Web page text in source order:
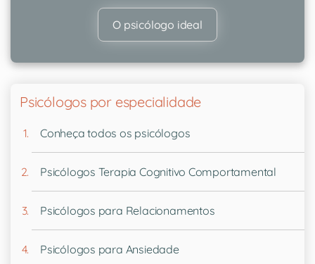
O psicólogo ideal
Psicólogos por especialidade
Conheça todos os psicólogos
Psicólogos Terapia Cognitivo Comportamental
Psicólogos para Relacionamentos
Psicólogos para Ansiedade